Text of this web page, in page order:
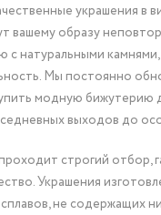
украшения в
вашему образу
с натуральными
Мы постоянно
модную бижутерию
выходов до
строгий отбор,
Украшения
не содержащих